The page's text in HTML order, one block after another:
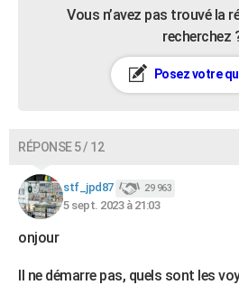
Vous n’avez pas trouvé la
recherchez
Posez votre
RÉPONSE 5 / 12
stf_jpd87 29 963
5 sept. 2023 à 21:03
onjour
Il ne démarre pas, quels sont les